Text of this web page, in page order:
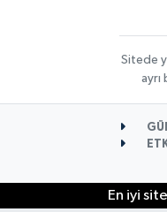
Sitede
ayrı
En iyi